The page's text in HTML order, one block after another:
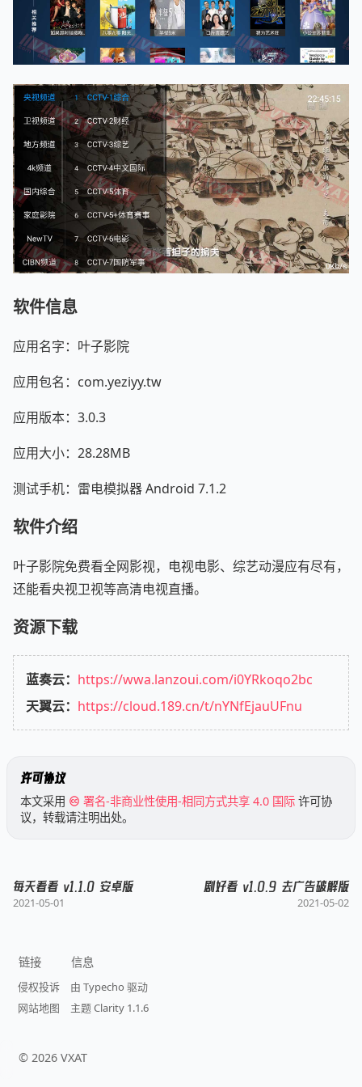
软件信息
应用名字：叶子影院
应用包名：com.yeziyy.tw
应用版本：3.0.3
应用大小：28.28MB
测试手机：雷电模拟器 Android 7.1.2
软件介绍
叶子影院免费看全网影视，电视电影、综艺动漫应有尽有，
还能看央视卫视等高清电视直播。
资源下载
蓝奏云： https://wwa.lanzoui.com/i0YRkoqo2bc
天翼云： https://cloud.189.cn/t/nYNfEjauUFnu
许可协议
本文采用 署名-非商业性使用-相同方式共享 4.0 国际 许可协
议，转载请注明出处。
每天看看 v1.1.0 安卓版
2021-05-01
剧好看 v1.0.9 去广告破解版
2021-05-02
链接
侵权投诉
网站地图
信息
由 Typecho 驱动
主题 Clarity 1.1.6
©2026 VXAT